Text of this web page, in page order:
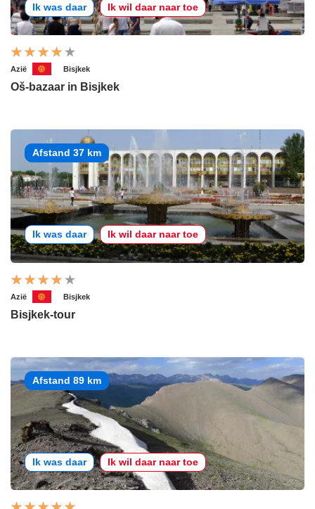
Ik was daar Ik wil daar naar toe
Azië Bisjkek
Oš-bazaar in Bisjkek
Afstand 37 km
Ik was daar Ik wil daar naar toe
Azië Bisjkek
Bisjkek-tour
Afstand 89 km
Ik was daar Ik wil daar naar toe